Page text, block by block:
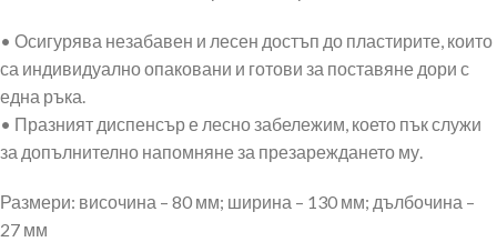
• Осигурява незабавен и лесен достъп до пластирите, които
са индивидуално опаковани и готови за поставяне дори с
една ръка.
• Празният диспенсър е лесно забележим, което пък служи
за допълнително напомняне за презареждането му.
Размери: височина – 80 мм; ширина – 130 мм; дълбочина –
27 мм